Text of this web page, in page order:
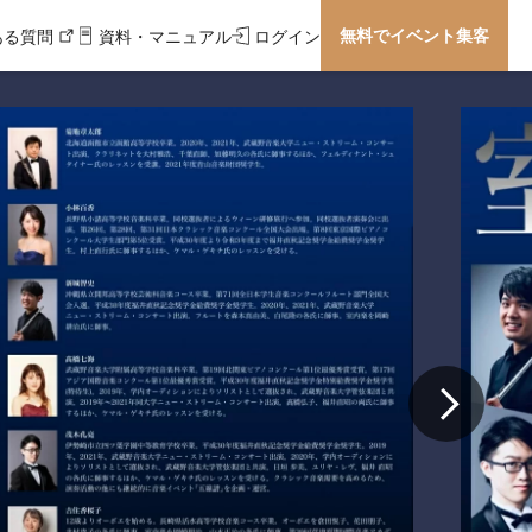
質問 資料・マニュアル ログイン 無料でイベント集客